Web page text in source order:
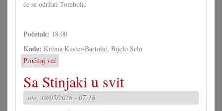
će se održati Tombola.
Početak: 18.00
Kade: Krčma Kuster-Bartolić, Bijelo Selo
Pročitaj već
Hrvtaska
noć
u
Bijelom
Sa Stinjaki u svit
uto, 19/05/2026 - 07:18